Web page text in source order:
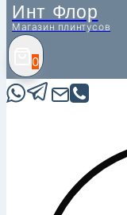
Инт Флор
Магазин плинтусов
0